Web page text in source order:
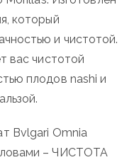
который
и чистотой.
вас чистотой
плодов nashi и
Bvlgari Omnia
– ЧИСТОТА